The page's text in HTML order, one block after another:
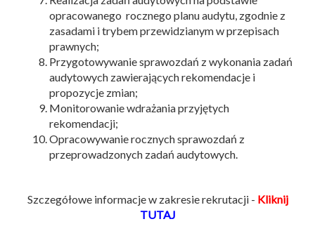
opracowanego rocznego planu audytu, zgodnie z
zasadami i trybem przewidzianym w przepisach
prawnych;
Przygotowywanie sprawozdań z wykonania zadań
audytowych zawierających rekomendacje i
propozycje zmian;
Monitorowanie wdrażania przyjętych
rekomendacji;
Opracowywanie rocznych sprawozdań z
przeprowadzonych zadań audytowych.
Szczegółowe informacje w zakresie rekrutacji - Kliknij
TUTAJ